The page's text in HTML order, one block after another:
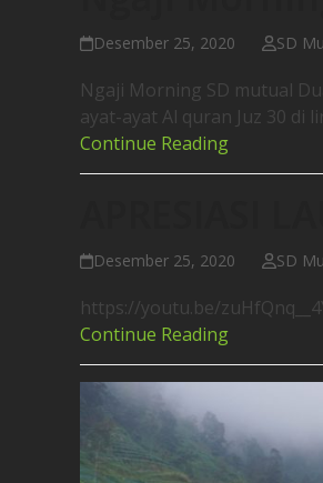
Desember 25, 2020 SD
Ngaji Morning SD mutual
ayat-ayat Al quran Juz 30 di
Continue Reading
Desember 25, 2020 SD
https://youtu.be/
Continue Reading